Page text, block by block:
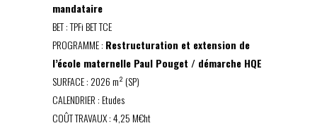
mandataire
BET : TPFi BET TCE
PROGRAMME : Restructuration et extension de
l’école maternelle Paul Pouget / démarche HQE
SURFACE : 2026 m² (SP)
CALENDRIER : Etudes
COÛT TRAVAUX : 4,25 M€ht